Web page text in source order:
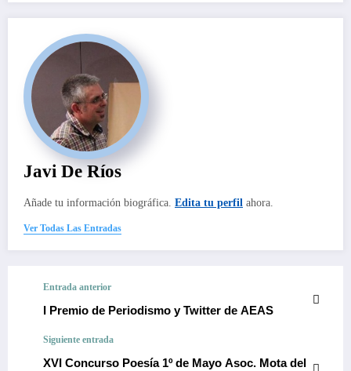
Javi De Ríos
Añade tu información biográfica. Edita tu perfil ahora.
Ver Todas Las Entradas
Entrada anterior
I Premio de Periodismo y Twitter de AEAS
Siguiente entrada
XVI Concurso Poesía 1º de Mayo Asoc. Mota del